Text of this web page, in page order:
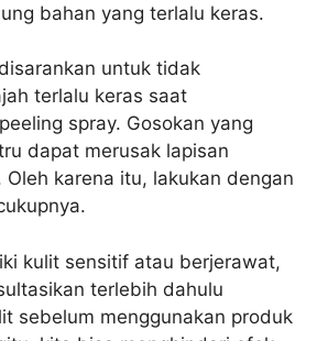
bahan yang terlalu keras.
untuk tidak
terlalu keras saat
spray. Gosokan yang
dapat merusak lapisan
Oleh karena itu, lakukan dengan
kulit sensitif atau berjerawat,
terlebih dahulu
sebelum menggunakan produk